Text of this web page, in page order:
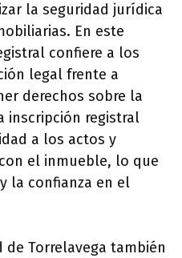
la seguridad jurídica
En este
confiere a los
legal frente a
derechos sobre la
inscripción registral
a los actos y
el inmueble, lo que
la confianza en el
de Torrelavega también